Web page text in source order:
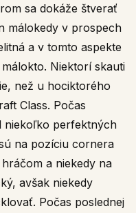
sa dokáže štverať
málokedy v prospech
a v tomto aspekte
Niektorí skauti
než u hociktorého
Class. Počas
niekoľko perfektných
na pozíciu cornera
a niekedy na
avšak niekedy
Počas poslednej